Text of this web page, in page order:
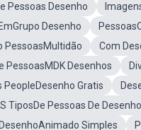
Pessoas Desenho
Desenho
PessoasMultidão
Com
PessoasMDK Desenhos
PeopleDesenho Gratis
TiposDe Pessoas De Desenho
Simples